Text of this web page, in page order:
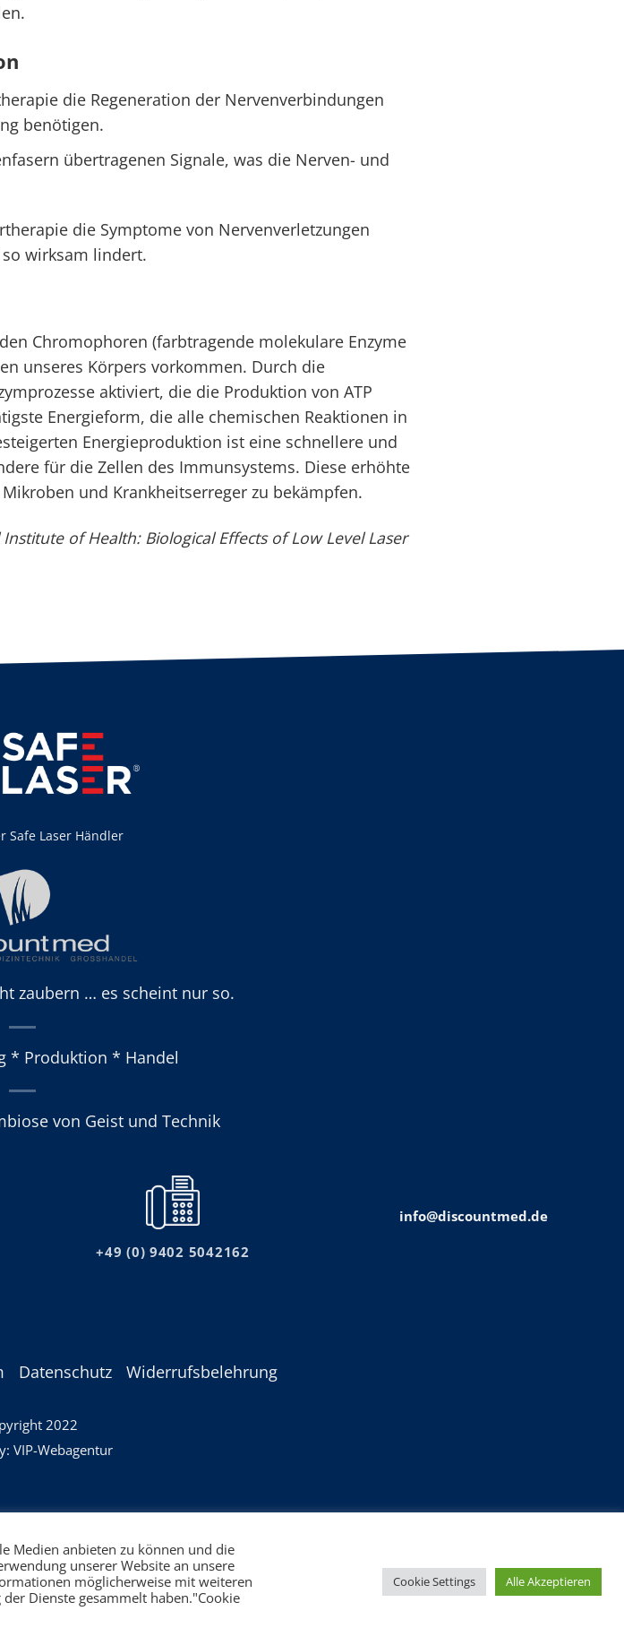
die Regeneration der Nervenverbindungen
benötigen.
übertragenen Signale, was die Nerven- und
die Symptome von Nervenverletzungen
wirksam lindert.
Chromophoren (farbtragende molekulare Enzyme
unseres Körpers vorkommen. Durch die
aktiviert, die die Produktion von ATP
Energieform, die alle chemischen Reaktionen in
Energieproduktion ist eine schnellere und
für die Zellen des Immunsystems. Diese erhöhte
und Krankheitserreger zu bekämpfen.
of Health: Biological Effects of Low Level Laser
Safe Laser Händler
zaubern … es scheint nur so.
* Produktion * Handel
von Geist und Technik
+49 (0) 9402 5042162
info@discountmed.de
Datenschutz Widerrufsbelehrung
2022
VIP-Webagentur
PayPal Klarna
Medien anbieten zu können und die
unserer Website an unsere
möglicherweise mit weiteren
Dienste gesammelt haben."Cookie
Cookie Settings Alle Akzeptieren